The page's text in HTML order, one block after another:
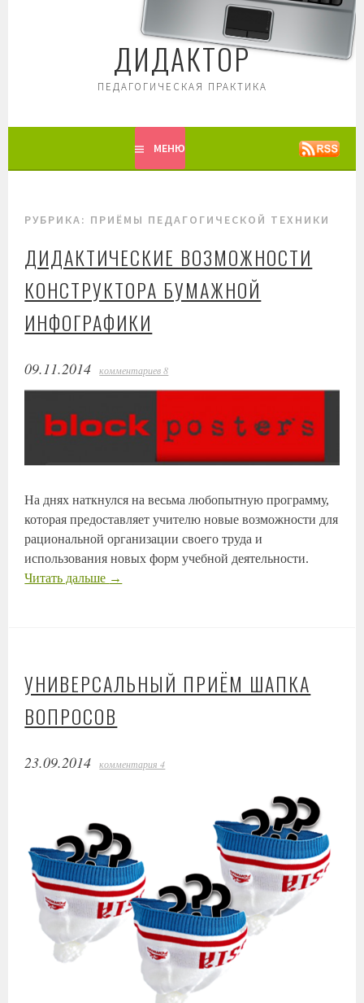
ДИДАКТОР
ПЕДАГОГИЧЕСКАЯ ПРАКТИКА
МЕНЮ
РУБРИКА: ПРИЁМЫ ПЕДАГОГИЧЕСКОЙ ТЕХНИКИ
ДИДАКТИЧЕСКИЕ ВОЗМОЖНОСТИ
КОНСТРУКТОРА БУМАЖНОЙ
ИНФОГРАФИКИ
09.11.2014 комментариев 8
На днях наткнулся на весьма любопытную программу,
которая предоставляет учителю новые возможности для
рациональной организации своего труда и
использования новых форм учебной деятельности.
Читать дальше →
УНИВЕРСАЛЬНЫЙ ПРИЁМ ШАПКА
ВОПРОСОВ
23.09.2014 комментария 4